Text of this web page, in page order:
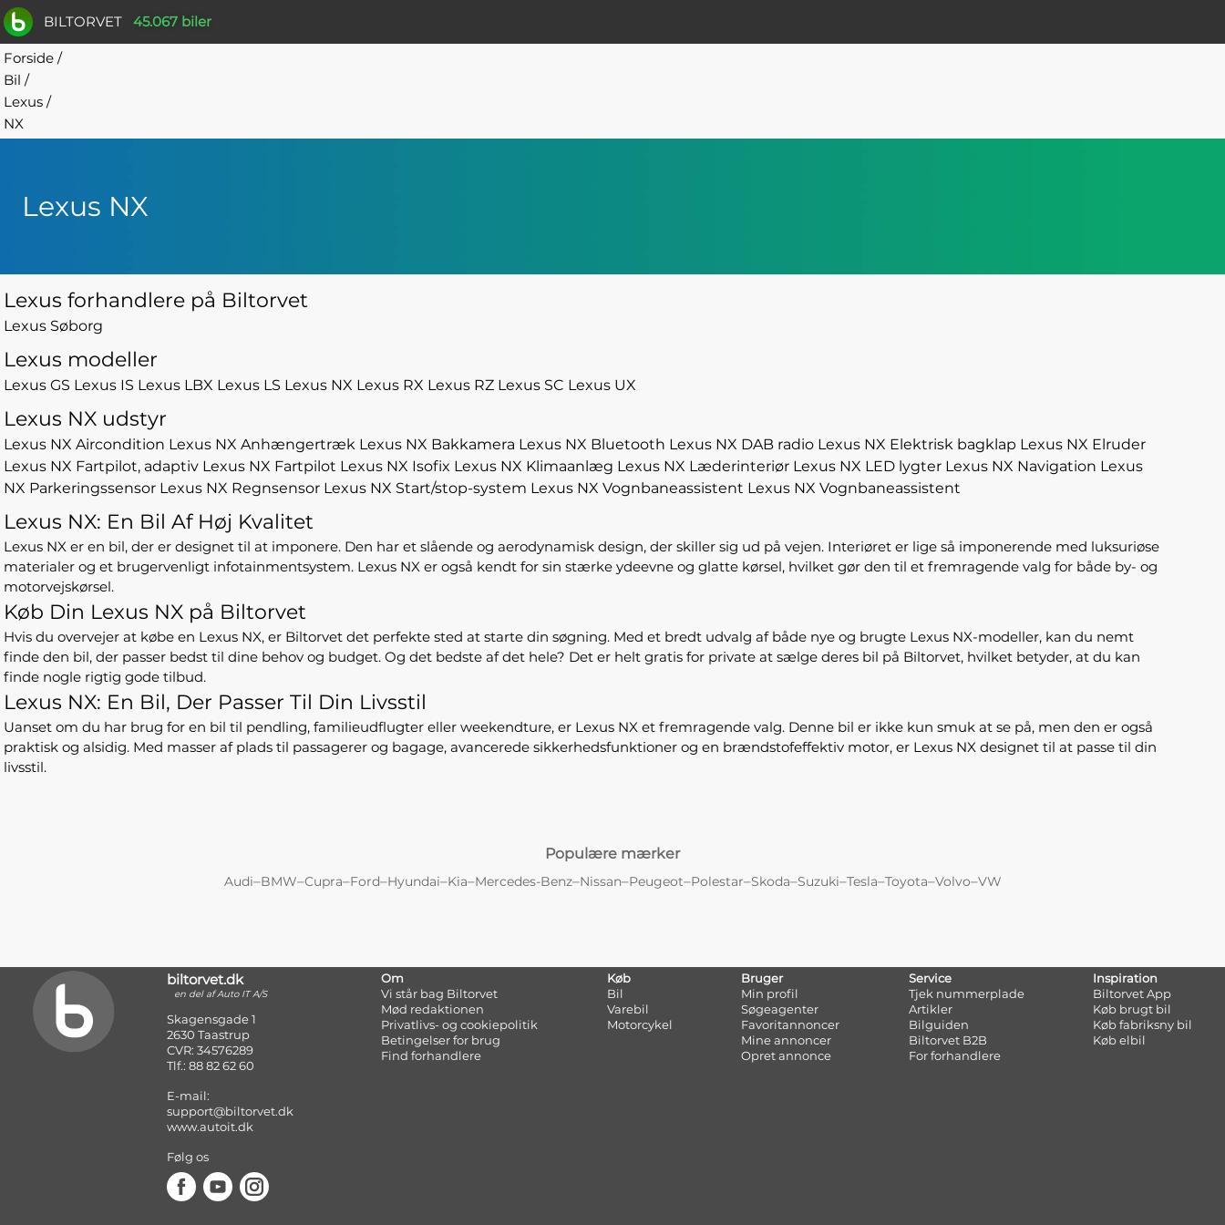
BILTORVET 45.067 biler
Forside /
Bil /
Lexus /
NX
Lexus NX
Lexus forhandlere på Biltorvet
Lexus Søborg
Lexus modeller
Lexus GS Lexus IS Lexus LBX Lexus LS Lexus NX Lexus RX Lexus RZ Lexus SC Lexus UX
Lexus NX udstyr
Lexus NX Aircondition Lexus NX Anhængertræk Lexus NX Bakkamera Lexus NX Bluetooth Lexus NX DAB radio Lexus NX Elektrisk bagklap Lexus NX Elruder
Lexus NX Fartpilot, adaptiv Lexus NX Fartpilot Lexus NX Isofix Lexus NX Klimaanlæg Lexus NX Læderinteriør Lexus NX LED lygter Lexus NX Navigation Lexus
NX Parkeringssensor Lexus NX Regnsensor Lexus NX Start/stop-system Lexus NX Vognbaneassistent Lexus NX Vognbaneassistent
Lexus NX: En Bil Af Høj Kvalitet
Lexus NX er en bil, der er designet til at imponere. Den har et slående og aerodynamisk design, der skiller sig ud på vejen. Interiøret er lige så imponerende med luksuriøse
materialer og et brugervenligt infotainmentsystem. Lexus NX er også kendt for sin stærke ydeevne og glatte kørsel, hvilket gør den til et fremragende valg for både by- og
motorvejskørsel.
Køb Din Lexus NX på Biltorvet
Hvis du overvejer at købe en Lexus NX, er Biltorvet det perfekte sted at starte din søgning. Med et bredt udvalg af både nye og brugte Lexus NX-modeller, kan du nemt
finde den bil, der passer bedst til dine behov og budget. Og det bedste af det hele? Det er helt gratis for private at sælge deres bil på Biltorvet, hvilket betyder, at du kan
finde nogle rigtig gode tilbud.
Lexus NX: En Bil, Der Passer Til Din Livsstil
Uanset om du har brug for en bil til pendling, familieudflugter eller weekendture, er Lexus NX et fremragende valg. Denne bil er ikke kun smuk at se på, men den er også
praktisk og alsidig. Med masser af plads til passagerer og bagage, avancerede sikkerhedsfunktioner og en brændstofeffektiv motor, er Lexus NX designet til at passe til din
livsstil.
Populære mærker
Audi–BMW–Cupra–Ford–Hyundai–Kia–Mercedes-Benz–Nissan–Peugeot–Polestar–Skoda–Suzuki–Tesla–Toyota–Volvo–VW
Om
Vi står bag Biltorvet
Mød redaktionen
Privatlivs- og cookiepolitik
Betingelser for brug
Find forhandlere
Køb
Bil
Varebil
Motorcykel
Bruger
Min profil
Søgeagenter
Favoritannoncer
Mine annoncer
Opret annonce
Service
Tjek nummerplade
Artikler
Bilguiden
Biltorvet B2B
For forhandlere
Inspiration
Biltorvet App
Køb brugt bil
Køb fabriksny bil
Køb elbil
biltorvet.dk
en del af Auto IT A/S
Skagensgade 1
2630 Taastrup
CVR: 34576289
Tlf.: 88 82 62 60
E-mail:
support@biltorvet.dk
www.autoit.dk
Følg os